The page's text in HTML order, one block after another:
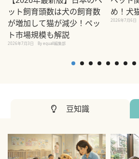
ット飼育頭数は犬の飼育数
が増加して猫が減少！ペッ
ト市場規模も解説
2026年7月3日 By equall編集部
め！犬
2026年7月6日
豆知識